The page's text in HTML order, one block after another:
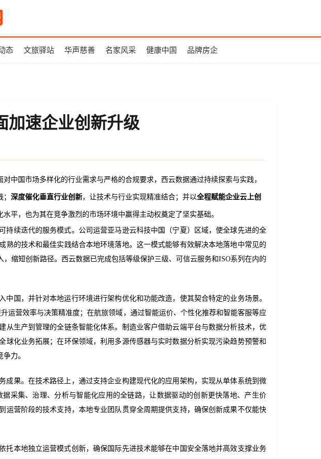
态 文旅驿站 华声慈善 名家风采 健康中国 品牌房企
加速企业创新升级
中国市场多样化的行业需求与严格的合规要求，西云数据通过持续探索与实践，
深度催化垂直行业创新，让技术与行业实现精准结合；并以全程赋能企业云上创
平，也为其在竞争激烈的市场环境中赢得主动权奠定了坚实基础。
持续迭代的服务模式。公司运营亚马逊云科技中国（宁夏）区域，使全球先进的全
的技术和最佳实践结合本地环境落地。这一模式能够有效解决本地落地中常见的
缩短创新路径。西云数据已完成包括等级保护三级、可信云服务和ISO系列在内的
国，并针对本地运行环境进行架构优化和功能改造，使其契合特定的业务场景。
运营效率与决策精准度；在航旅领域，通过智能运价、个性化推荐和智能客服等应
生产到管理的全链条智能化体系。制造业客户借助云端平台与数据分析技术，优
化业务拓展；在环保领域，利用多源传感器与实时数据分析实现污染趋势预警和
力。
成果。在技术路径上，通过支持企业构建现代化的应用架构，实现从单体系统到微
采集、治理、分析与智能化应用的全链路，让数据驱动的创新更快落地、产生价
营阶段的技术支持，本地专业团队贯穿全周期提供支持，确保创新成果不仅能快
本地独立运营模式创新，确保国际先进技术能够在中国安全落地并高效支撑业务